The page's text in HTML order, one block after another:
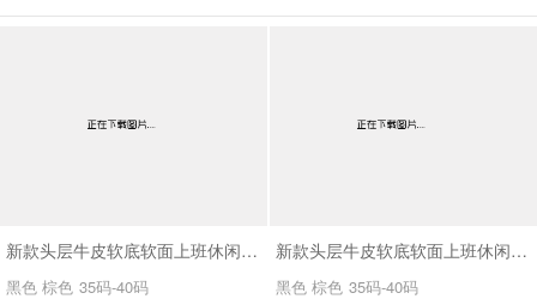
新款头层牛皮软底软面上班休闲百搭女鞋SA3075
黑色 棕色 35码-40码
新款头层牛皮软底软面上班休闲百搭女鞋SA3076
黑色 棕色 35码-40码